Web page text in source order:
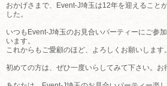
おかげさまで、Event-J埼玉は12年を迎えること
した。
いつもEvent-J埼玉のお見合いパーティーにご参
います。
これからもご愛顧のほど、よろしくお願いします。
初めての方は、ぜひ一度いらしてみて下さい。お